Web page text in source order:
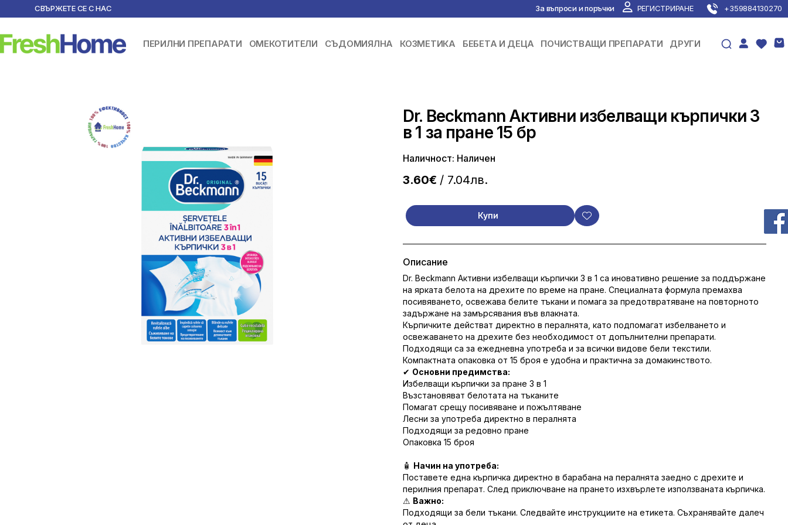
За въпроси и поръчки РЕГИСТРИРАНЕ +359884130270
СВЪРЖЕТЕ СЕ С НАС
ПЕРИЛНИ ПРЕПАРАТИ ОМЕКОТИТЕЛИ ПОЧИСТВАЩИ ПРЕПАРАТИ
СЪДОМИЯЛНА КОЗМЕТИКА БЕБЕТА И ДЕЦА ДРУГИ
Dr. Beckmann Активни избелващи кърпички 3
в 1 за пране 15 бр
Наличност: Наличен
3.60€ / 7.04лв.
Купи
Описание
Dr. Beckmann Активни избелващи кърпички 3 в 1 са иновативно решение за поддържане
на ярката белота на дрехите по време на пране. Специалната формула премахва
посивяването, освежава белите тъкани и помага за предотвратяване на повторното
задържане на замърсявания във влакната.
Кърпичките действат директно в пералнята, като подпомагат избелването и
освежаването на дрехите без необходимост от допълнителни препарати.
Подходящи са за ежедневна употреба и за всички видове бели текстили.
Компактната опаковка от 15 броя е удобна и практична за домакинството.
✔ Основни предимства:
Избелващи кърпички за пране 3 в 1
Възстановяват белотата на тъканите
Помагат срещу посивяване и пожълтяване
Лесни за употреба директно в пералнята
Подходящи за редовно пране
Опаковка 15 броя
🧴 Начин на употреба:
Поставете една кърпичка директно в барабана на пералнята заедно с дрехите и
перилния препарат. След приключване на прането изхвърлете използваната кърпичка.
⚠ Важно:
Подходящи за бели тъкани. Следвайте инструкциите на етикета. Съхранявайте далеч